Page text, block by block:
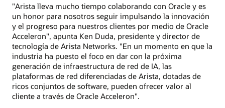
"Arista lleva mucho tiempo colaborando con Oracle y es
un honor para nosotros seguir impulsando la innovación
y el progreso para nuestros clientes por medio de Oracle
Acceleron", apunta Ken Duda, presidente y director de
tecnología de Arista Networks. "En un momento en que la
industria ha puesto el foco en dar con la próxima
generación de infraestructura de red de IA, las
plataformas de red diferenciadas de Arista, dotadas de
ricos conjuntos de software, pueden ofrecer valor al
cliente a través de Oracle Acceleron".